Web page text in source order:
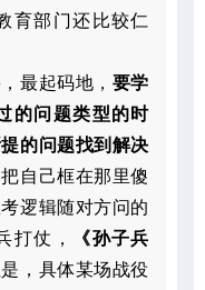
育部门还比较仁
最起码地， 要学
的问题类型的时
的问题找到解决
自己框在那里傻
逻辑随对方问的
打仗，
《孙子兵
，具体某场战役